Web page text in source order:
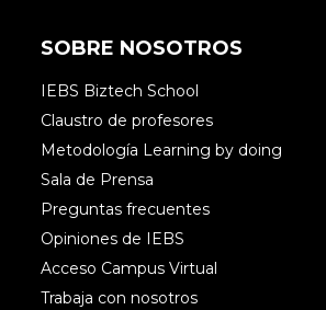
SOBRE NOSOTROS
IEBS Biztech School
Claustro de profesores
Metodología Learning by doing
Sala de Prensa
Preguntas frecuentes
Opiniones de IEBS
Acceso Campus Virtual
Trabaja con nosotros